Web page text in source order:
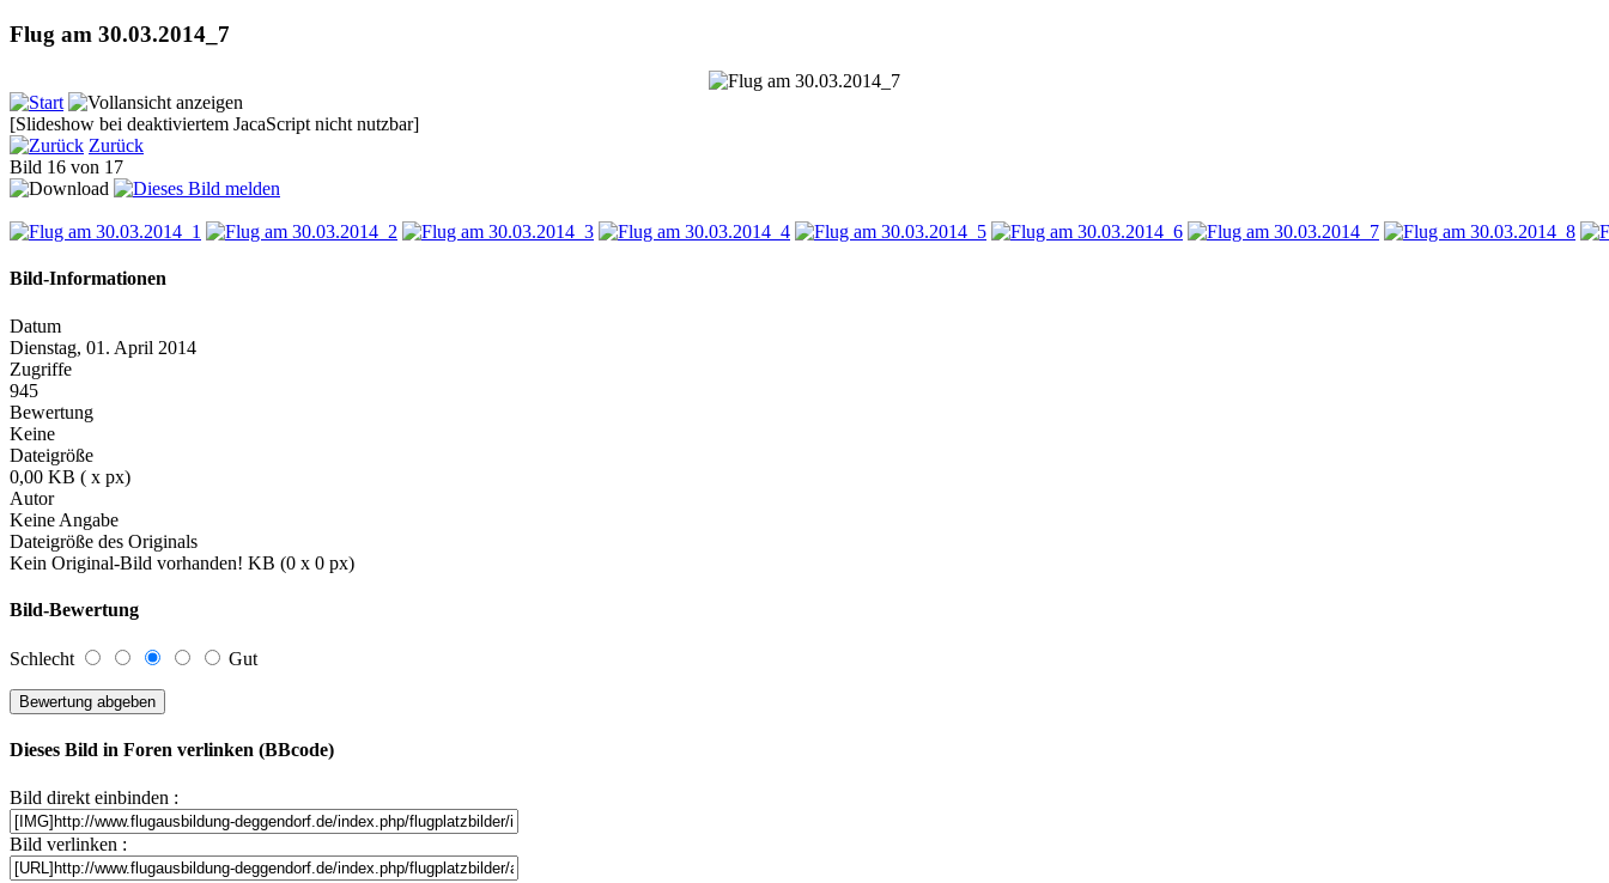
Flug am 30.03.2014_7
[Slideshow bei deaktiviertem JacaScript nicht nutzbar]
Zurück
Bild 16 von 17
Bild-Informationen
Datum
Dienstag, 01. April 2014
Zugriffe
945
Bewertung
Keine
Dateigröße
0,00 KB ( x px)
Autor
Keine Angabe
Dateigröße des Originals
Kein Original-Bild vorhanden! KB (0 x 0 px)
Bild-Bewertung
Schlecht Gut
Dieses Bild in Foren verlinken (BBcode)
Bild direkt einbinden :
Bild verlinken :